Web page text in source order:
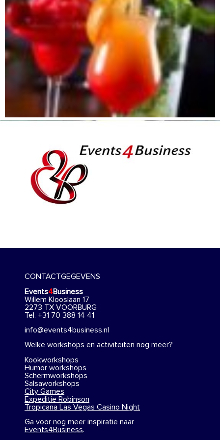
CONTACTGEGEVENS
Events4Business
Willem Klooslaan 17
2273 TX VOORBURG
Tel. +31 70 388 14 41
info@events4business.nl
Welke workshops en activiteiten nog meer?
Kookworkshops
Humor workshops
Schermworkshops
Salsaworkshops
City Games
Expeditie Robinson
Tropicana Las Vegas Casino Night
Ga voor nog meer inspiratie naar
Events4Business.